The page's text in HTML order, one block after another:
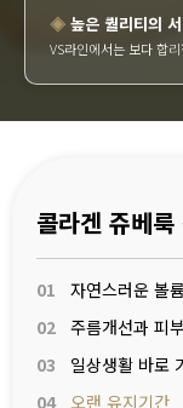
◈ 높은 퀄리티의
VS라인에서는 보다 합
콜라겐 쥬베룩
01
자연스러운 볼
02 주름개선과 피
03
일상생활 바로
04 오랜 유지기간